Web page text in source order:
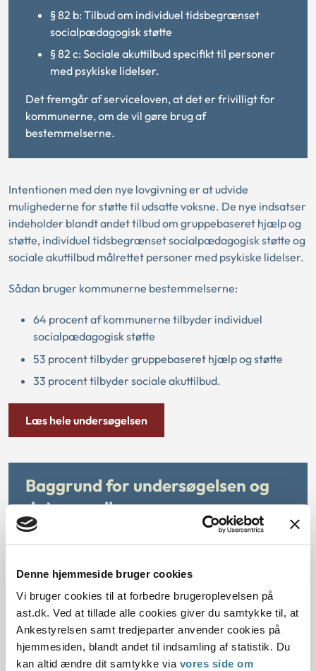
Denne hjemmeside bruger cookies
Vi bruger cookies til at forbedre brugeroplevelsen på
ast.dk. Ved at tillade alle cookies giver du samtykke til, at
Ankestyrelsen samt tredjeparter anvender cookies på
hjemmesiden, blandt andet til indsamling af statistik. Du
kan altid ændre dit samtykke via vores side om
§ 82 b: Tilbud om individuel tidsbegrænset
socialpædagogisk støtte
§ 82 c: Sociale akuttilbud specifikt til personer
med psykiske lidelser.
Det fremgår af serviceloven, at det er frivilligt for
kommunerne, om de vil gøre brug af
bestemmelserne.
Intentionen med den nye lovgivning er at udvide
mulighederne for støtte til udsatte voksne. De nye indsatser
indeholder blandt andet tilbud om gruppebaseret hjælp og
støtte, individuel tidsbegrænset socialpædagogisk støtte og
sociale akuttilbud målrettet personer med psykiske lidelser.
Sådan bruger kommunerne bestemmelserne:
64 procent af kommunerne tilbyder individuel
socialpædagogisk støtte
53 procent tilbyder gruppebaseret hjælp og støtte
33 procent tilbyder sociale akuttilbud.
Læs hele undersøgelsen
Baggrund for undersøgelsen og
datagrundlag
hjælp og støtte til voksne med nedsat psykisk eller
fysisk funktionsevne eller sociale problemer og til
personer, der er i risiko for at udvikle
funktionsnedsættelse eller sociale problemer. Det er
frivilligt for kommunerne, om de vil gøre brug af
bestemmelserne.